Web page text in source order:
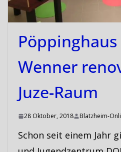
Wenner
Juze-Raum
28 Oktober, 2018 Blatzheim-
Schon seit einem Jahr